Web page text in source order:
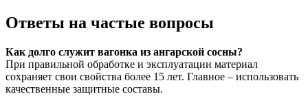
Ответы на частые вопросы
Как долго служит вагонка из ангарской сосны?
При правильной обработке и эксплуатации материал
сохраняет свои свойства более 15 лет. Главное – использовать
качественные защитные составы.